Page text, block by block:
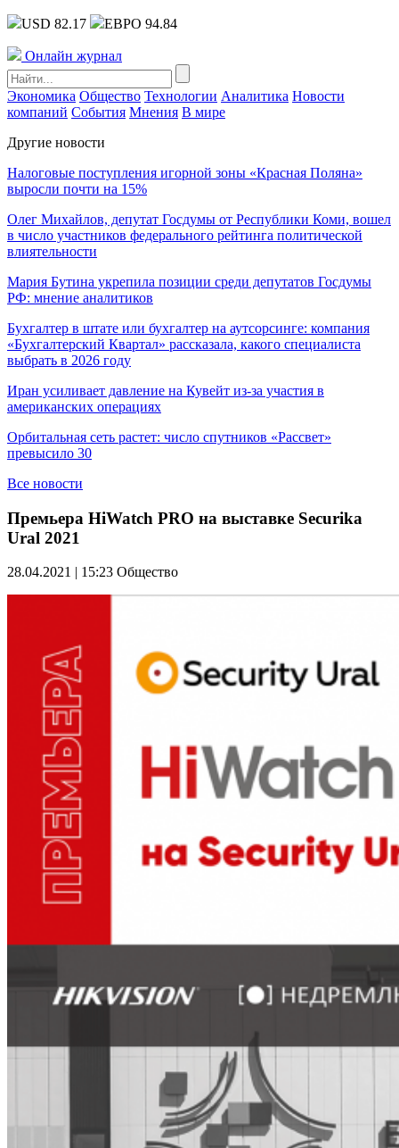
USD 82.17 ЕВРО 94.84
Онлайн журнал
Экономика Общество Технологии Аналитика Новости
компаний События Мнения В мире
Другие новости
Налоговые поступления игорной зоны «Красная Поляна»
выросли почти на 15%
Олег Михайлов, депутат Госдумы от Республики Коми, вошел
в число участников федерального рейтинга политической
влиятельности
Мария Бутина укрепила позиции среди депутатов Госдумы
РФ: мнение аналитиков
Бухгалтер в штате или бухгалтер на аутсорсинге: компания
«Бухгалтерский Квартал» рассказала, какого специалиста
выбрать в 2026 году
Иран усиливает давление на Кувейт из-за участия в
американских операциях
Орбитальная сеть растет: число спутников «Рассвет»
превысило 30
Все новости
Премьера HiWatch PRO на выставке Securika
Ural 2021
28.04.2021 | 15:23 Общество